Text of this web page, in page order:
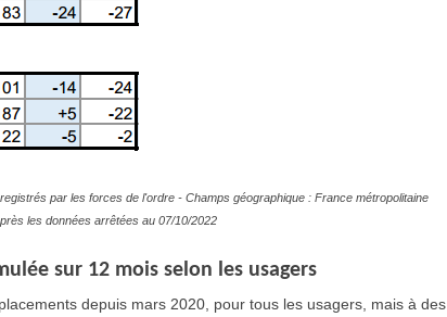
par les forces de l'ordre - Champs géographique : France métropolitaine
les données arrêtées au 07/10/2022
sur 12 mois selon les usagers
depuis mars 2020, pour tous les usagers, mais à des